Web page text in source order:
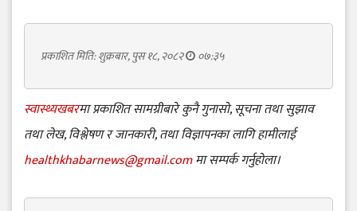
प्रकाशित मिति: शुक्रबार, पुस १८, २०८२ ०७:३५
स्वास्थ्यखबरमा प्रकाशित सामग्रीबारे कुनै गुनासो, सूचना तथा सुझाव
तथा लेख, विश्लेषण र जानकारी, तथा विज्ञापनका लागि हामीलाई
healthkhabarnews@gmail.comमा सम्पर्क गर्नुहोला।